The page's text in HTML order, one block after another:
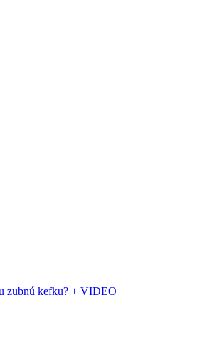
zubnú kefku? + VIDEO